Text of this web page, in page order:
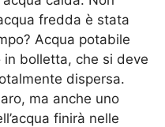
fredda è stata
Acqua potabile
in bolletta, che si deve
dispersa.
ma anche uno
finirà nelle